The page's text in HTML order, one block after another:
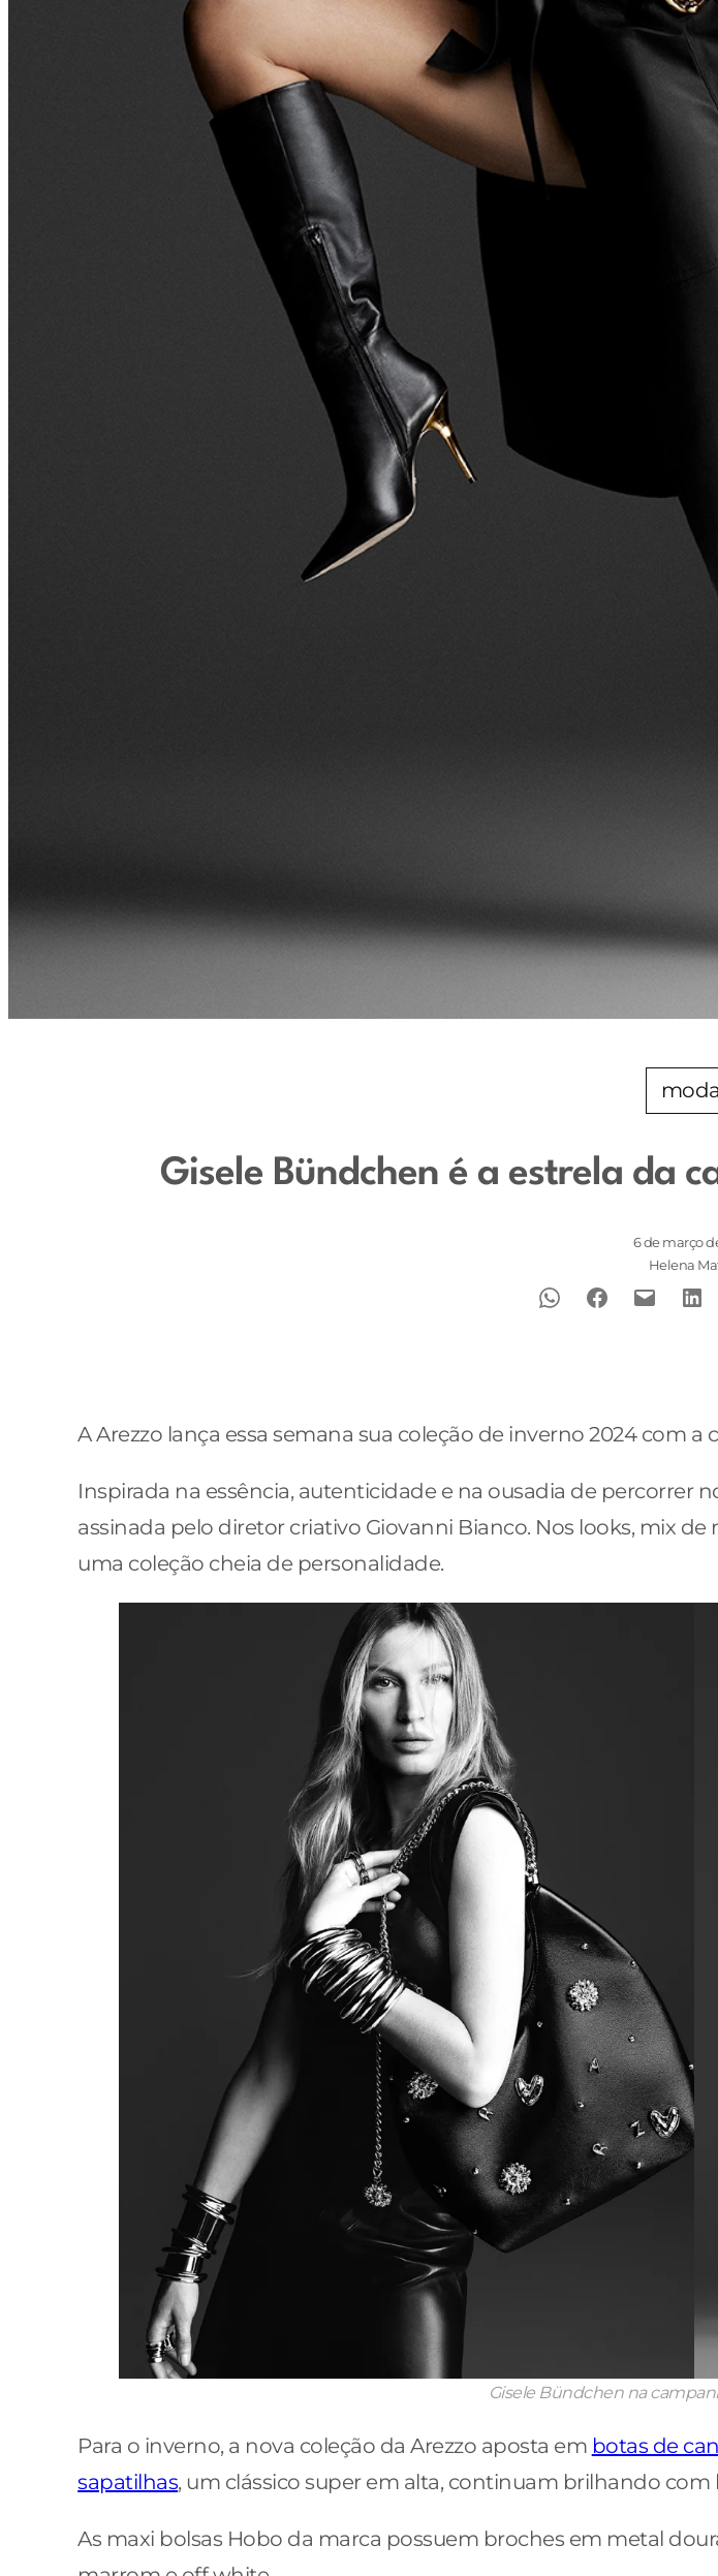
moda
Gisele Bündchen é a estrela da
6 de março
Helena
A Arezzo lança essa semana sua coleção de inverno 2024 com
Inspirada na essência, autenticidade e na ousadia de percorrer
assinada pelo diretor criativo Giovanni Bianco. Nos looks, mix
uma coleção cheia de personalidade.
Gisele Bündchen na
Para o inverno, a nova coleção da Arezzo aposta em botas de
sapatilhas, um clássico super em alta, continuam brilhando com
As maxi bolsas Hobo da marca possuem broches em metal